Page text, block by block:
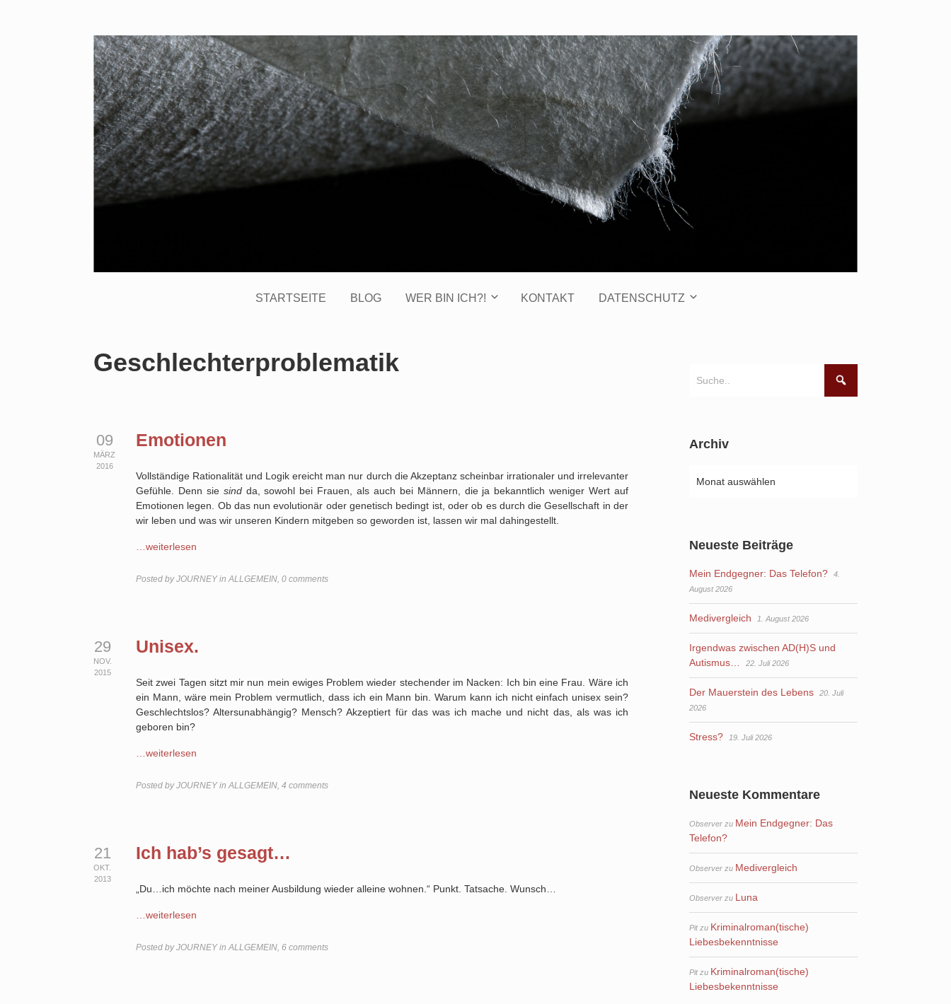
STARTSEITE BLOG WER BIN ICH?! KONTAKT DATENSCHUTZ
Geschlechterproblematik
09
MÄRZ
2016
Emotionen
Vollständige Rationalität und Logik ereicht man nur durch die Akzeptanz scheinbar irrationaler und irrelevanter
Gefühle. Denn sie sindda, sowohl bei Frauen, als auch bei Männern, die ja bekanntlich weniger Wert auf
Emotionen legen. Ob das nun evolutionär oder genetisch bedingt ist, oder ob es durch die Gesellschaft in der
wir leben und was wir unseren Kindern mitgeben so geworden ist, lassen wir mal dahingestellt.
…weiterlesen
Posted by JOURNEY in ALLGEMEIN, 0 comments
29
NOV.
2015
Unisex.
Seit zwei Tagen sitzt mir nun mein ewiges Problem wieder stechender im Nacken: Ich bin eine Frau. Wäre ich
ein Mann, wäre mein Problem vermutlich, dass ich ein Mann bin. Warum kann ich nicht einfach unisex sein?
Geschlechtslos? Altersunabhängig? Mensch? Akzeptiert für das was ich mache und nicht das, als was ich
geboren bin?
…weiterlesen
Posted by JOURNEY in ALLGEMEIN, 4 comments
21
OKT.
2013
Ich hab’s gesagt…
„Du…ich möchte nach meiner Ausbildung wieder alleine wohnen.“ Punkt. Tatsache. Wunsch…
…weiterlesen
Posted by JOURNEY in ALLGEMEIN, 6 comments
Archiv
Neueste Beiträge
Mein Endgegner: Das Telefon?
4.
August 2026
Medivergleich 1. August 2026
Irgendwas zwischen AD(H)S und
Autismus…
22. Juli 2026
Der Mauerstein des Lebens
20. Juli
2026
Stress? 19. Juli 2026
Neueste Kommentare
Observer zu Mein Endgegner: Das
Telefon?
Observer zu Medivergleich
Observer zu Luna
Pitzu Kriminalroman(tische)
Liebesbekenntnisse
Pitzu Kriminalroman(tische)
Liebesbekenntnisse